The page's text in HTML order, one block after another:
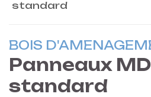
standard
BOIS
Panneaux
standard